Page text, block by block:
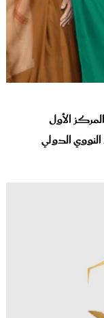
الأول
الدولي